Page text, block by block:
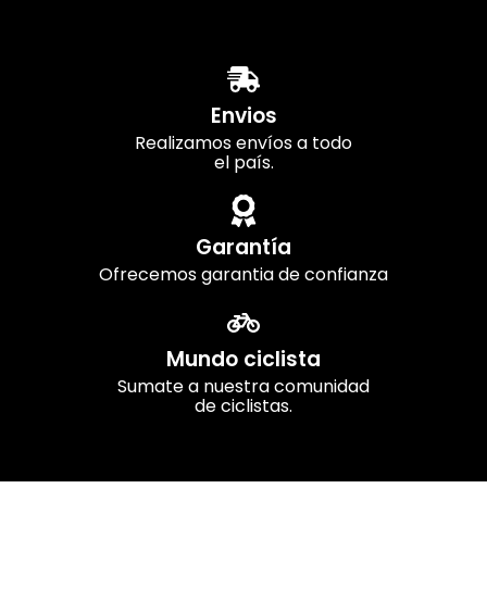
Envios
Realizamos envíos a todo
el país.
Garantía
Ofrecemos garantia de confianza
Mundo ciclista
Sumate a nuestra comunidad
de ciclistas.